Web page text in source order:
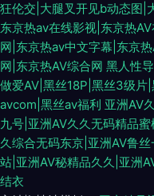
狂伦交|大腿叉开见b动态图|
东京热av在线影视|东京热
网|东京热av中文字幕|东京
网|东京热AV综合网 黑人性
做爱AV|黑丝18P|黑丝3级片
avcom|黑丝av福利 亚洲AV
九号|亚洲AV久久无码精品
久综合无码东京|亚洲AV鲁
站|亚洲AV秘精品久久|亚洲
结衣